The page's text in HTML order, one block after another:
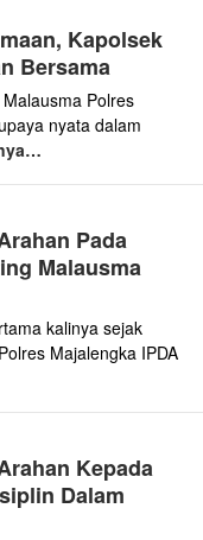
Kapolsek
Bersama
Polres
nyata dalam
Pada
Malausma
kalinya sejak
Majalengka IPDA
Kepada
Dalam